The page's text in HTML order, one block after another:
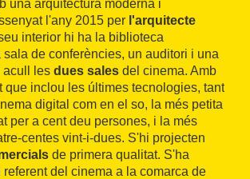
una arquitectura moderna i
l'any 2015 per l'arquitecte
interior hi ha la biblioteca
de conferències, un auditori i una
acull les dues sales del cinema. Amb
que inclou les últimes tecnologies, tant
digital com en el so, la més petita
per a cent deu persones, i la més
centes vint-i-dues. S'hi projecten
de primera qualitat. S'ha
referent del cinema a la comarca de